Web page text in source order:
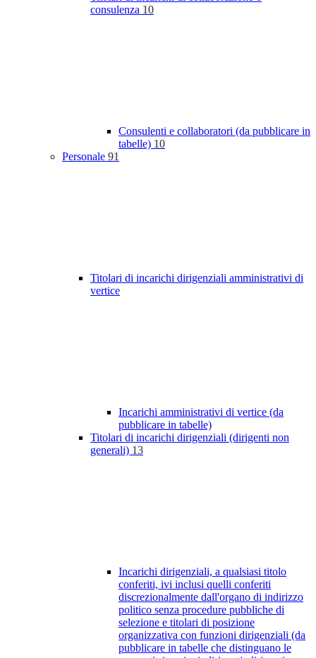
consulenza 10
Consulenti e collaboratori (da pubblicare in
tabelle) 10
Personale 91
Titolari di incarichi dirigenziali amministrativi di
vertice
Incarichi amministrativi di vertice (da
pubblicare in tabelle)
Titolari di incarichi dirigenziali (dirigenti non
generali) 13
Incarichi dirigenziali, a qualsiasi titolo
conferiti, ivi inclusi quelli conferiti
discrezionalmente dall'organo di indirizzo
politico senza procedure pubbliche di
selezione e titolari di posizione
organizzativa con funzioni dirigenziali (da
pubblicare in tabelle che distinguano le